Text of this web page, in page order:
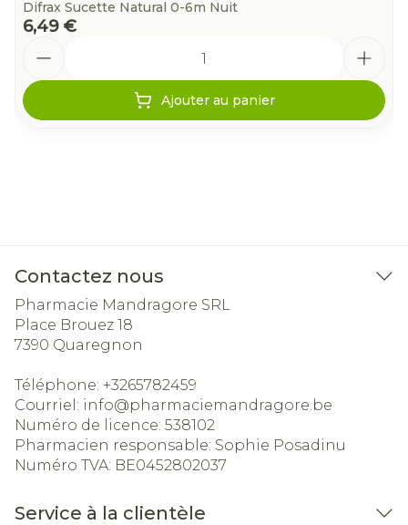
Difrax Sucette Natural 0-6m Nuit
6,49 €
Ajouter au panier
Contactez nous
Pharmacie Mandragore SRL
Place Brouez 18
7390 Quaregnon
Téléphone: +3265782459
Courriel: info@pharmaciemandragore.be
Numéro de licence: 538102
Pharmacien responsable: Sophie Posadinu
Numéro TVA: BE0452802037
Service à la clientèle